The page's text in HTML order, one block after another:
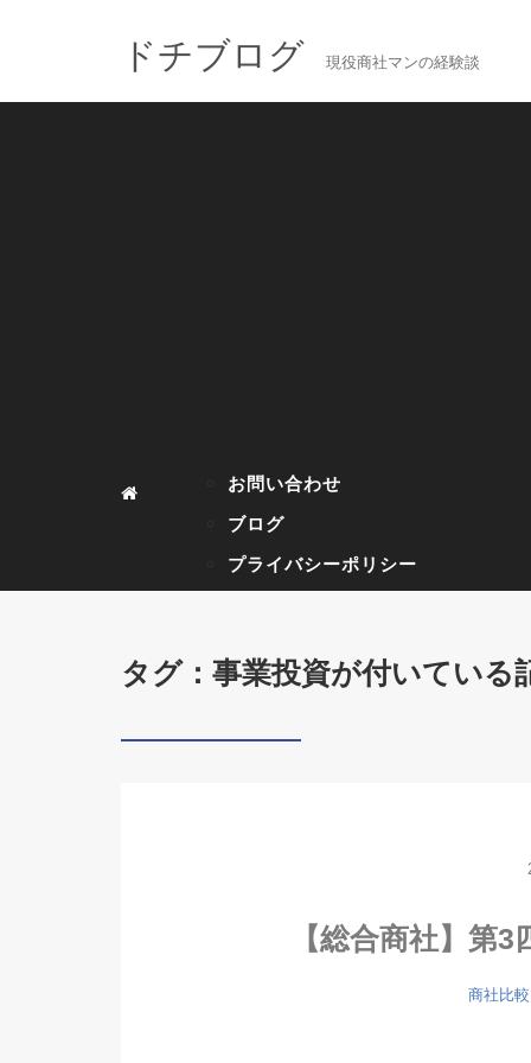
ドチブログ 現役商社マンの経験談
お問い合わせ
ブログ
プライバシーポリシー
タグ：事業投資が付いている
【総合商社】第
商社比較